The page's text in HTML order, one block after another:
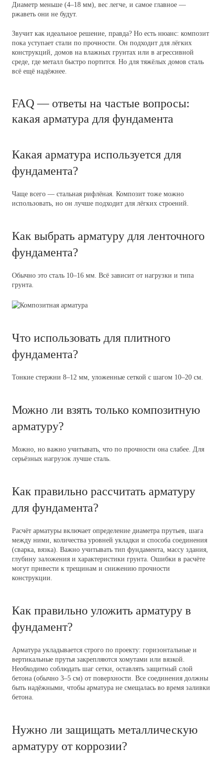
Диаметр меньше (4–18 мм), вес легче, и самое главное —
ржаветь они не будут.
Звучит как идеальное решение, правда? Но есть нюанс: композит
пока уступает стали по прочности. Он подходит для лёгких
конструкций, домов на влажных грунтах или в агрессивной
среде, где металл быстро портится. Но для тяжёлых домов сталь
всё ещё надёжнее.
FAQ — ответы на частые вопросы:
какая арматура для фундамента
Какая арматура используется для
фундамента?
Чаще всего — стальная рифлёная. Композит тоже можно
использовать, но он лучше подходит для лёгких строений.
Как выбрать арматуру для ленточного
фундамента?
Обычно это сталь 10–16 мм. Всё зависит от нагрузки и типа
грунта.
Что использовать для плитного
фундамента?
Тонкие стержни 8–12 мм, уложенные сеткой с шагом 10–20 см.
Можно ли взять только композитную
арматуру?
Можно, но важно учитывать, что по прочности она слабее. Для
серьёзных нагрузок лучше сталь.
Как правильно рассчитать арматуру
для фундамента?
Расчёт арматуры включает определение диаметра прутьев, шага
между ними, количества уровней укладки и способа соединения
(сварка, вязка). Важно учитывать тип фундамента, массу здания,
глубину заложения и характеристики грунта. Ошибки в расчёте
могут привести к трещинам и снижению прочности
конструкции.
Как правильно уложить арматуру в
фундамент?
Арматура укладывается строго по проекту: горизонтальные и
вертикальные прутья закрепляются хомутами или вязкой.
Необходимо соблюдать шаг сетки, оставлять защитный слой
бетона (обычно 3–5 см) от поверхности. Все соединения должны
быть надёжными, чтобы арматура не смещалась во время заливки
бетона.
Нужно ли защищать металлическую
арматуру от коррозии?